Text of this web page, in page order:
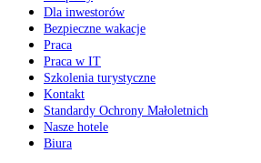
Dla inwestorów
Bezpieczne wakacje
Praca
Praca w IT
Szkolenia turystyczne
Kontakt
Standardy Ochrony Małoletnich
Nasze hotele
Biura